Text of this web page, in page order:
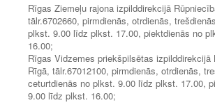
Rīgas Ziemeļu rajona izpilddirekcijā
tālr.6702660, pirmdienās, otrdienās,
plkst. 9.00 līdz plkst. 17.00, piektdienās no
16.00;
Rīgas Vidzemes priekšpilsētas
Rīgā, tālr.67012100, pirmdienās, otrdienās,
ceturtdienās no plkst. 9.00 līdz plkst. 17.00,
9.00 līdz plkst. 16.00;